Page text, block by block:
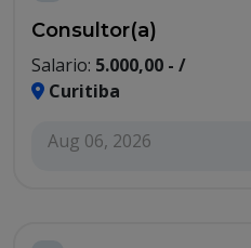
Consultor(a)
Salario: 5.000,00 - /
Curitiba
Aug 06, 2026